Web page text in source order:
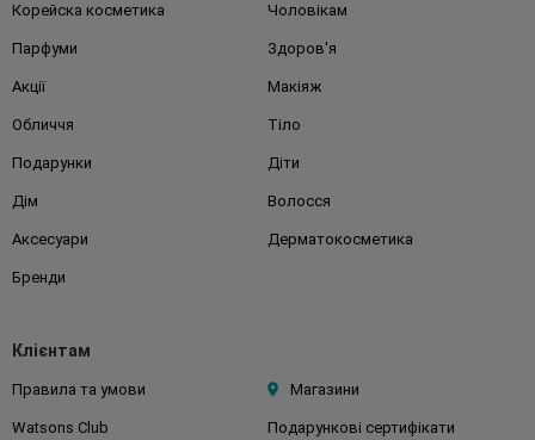
Корейска косметика Чоловікам
Парфуми Здоров'я
Акції Макіяж
Обличчя Тіло
Подарунки Діти
Дім Волосся
Аксесуари Дерматокосметика
Бренди
Клієнтам
Правила та умови Магазини
Watsons Club Подарункові сертифікати